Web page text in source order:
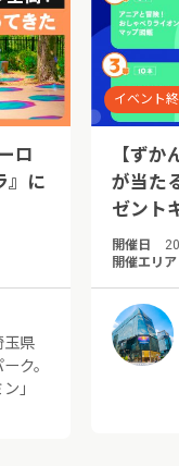
ロ
』に
玉県
ク。
」
イベント
【ず
が当た
ゼント
開催日
開催エリア